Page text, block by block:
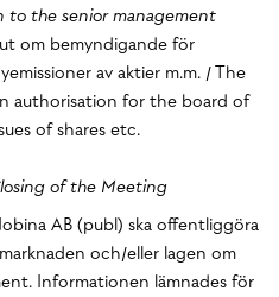
to the senior management
om bemyndigande för
av aktier m.m. / The
authorisation for the board of
of shares etc.
of the Meeting
AB (publ) ska offentliggöra
och/eller lagen om
Informationen lämnades för